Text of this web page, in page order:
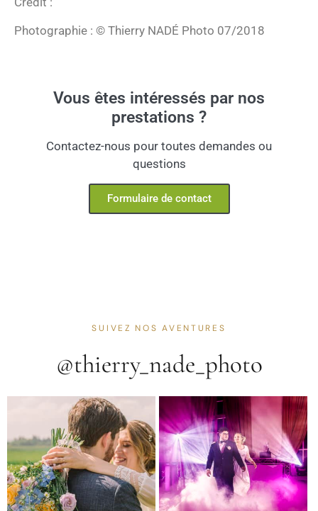
Photographie : © Thierry NADÉ Photo 07/2018
Vous êtes intéressés par nos
prestations ?
Contactez-nous pour toutes demandes ou
questions
Formulaire de contact
SUIVEZ NOS AVENTURES
@thierry_nade_photo